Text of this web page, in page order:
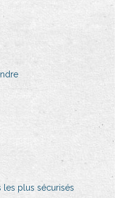
les plus sécurisés